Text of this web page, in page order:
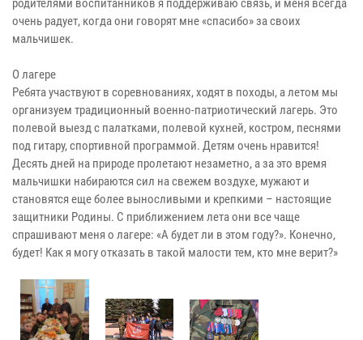
родителями воспитанников я поддерживаю связь, и меня всегда
очень радует, когда они говорят мне «спасибо» за своих
мальчишек.
О лагере
Ребята участвуют в соревнованиях, ходят в походы, а летом мы
организуем традиционный военно-патриотический лагерь. Это
полевой выезд с палатками, полевой кухней, костром, песнями
под гитару, спортивной программой. Детям очень нравится!
Десять дней на природе пролетают незаметно, а за это время
мальчишки набираются сил на свежем воздухе, мужают и
становятся еще более выносливыми и крепкими – настоящие
защитники Родины. С приближением лета они все чаще
спрашивают меня о лагере: «А будет ли в этом году?». Конечно,
будет! Как я могу отказать в такой малости тем, кто мне верит?»